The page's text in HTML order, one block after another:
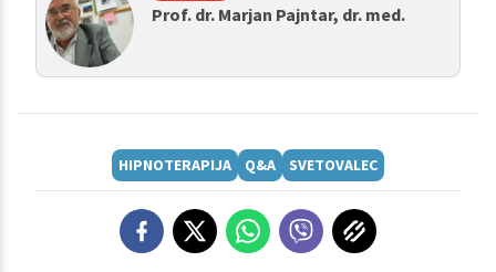
Prof. dr. Marjan Pajntar, dr. med.
HIPNOTERAPIJA Q&A SVETOVALEC